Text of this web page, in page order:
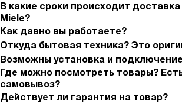
В какие сроки происходит доставка
Miele?
Как давно вы работаете?
Откуда бытовая техника? Это
Возможны установка и
Где можно посмотреть товары?
самовывоз?
Действует ли гарантия на товар?